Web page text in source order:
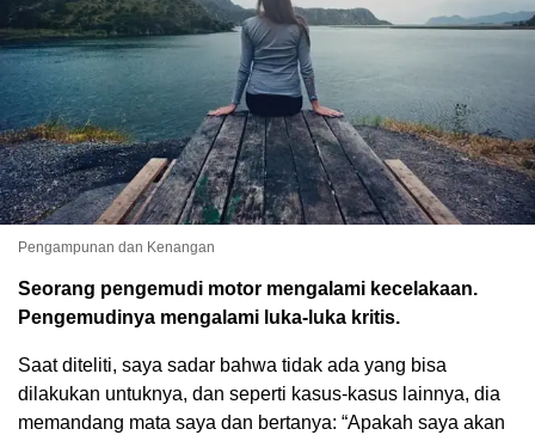
Pengampunan dan Kenangan
Seorang pengemudi motor mengalami kecelakaan.
Pengemudinya mengalami luka-luka kritis.
Saat diteliti, saya sadar bahwa tidak ada yang bisa
dilakukan untuknya, dan seperti kasus-kasus lainnya, dia
memandang mata saya dan bertanya: “Apakah saya akan